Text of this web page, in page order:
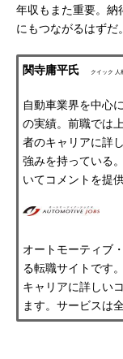
年収もまた重要。納
にもつながるはずだ。
関寺庸平氏 クイック 人
自動車業界を中心
の実績。前職では
者のキャリアに詳
強みを持っている
いてコメントを提供
オートモーティブ
る転職サイトです
キャリアに詳しい
ます。サービスは